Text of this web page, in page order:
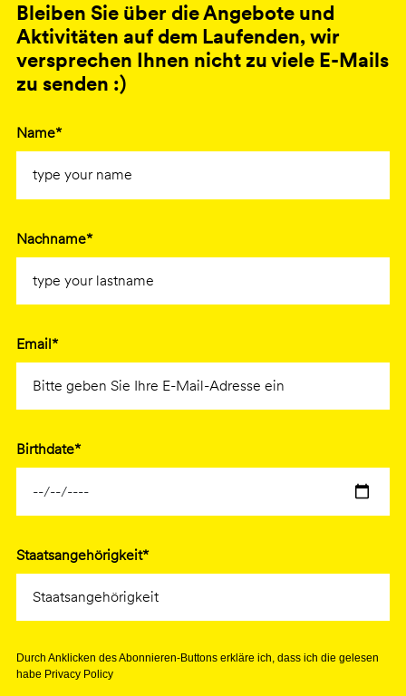
Bleiben Sie über die Angebote und
Aktivitäten auf dem Laufenden, wir
versprechen Ihnen nicht zu viele E-Mails
zu senden :)
Name*
Nachname*
Email*
Birthdate*
Staatsangehörigkeit*
Durch Anklicken des Abonnieren-Buttons erkläre ich, dass ich die gelesen
habe Privacy Policy